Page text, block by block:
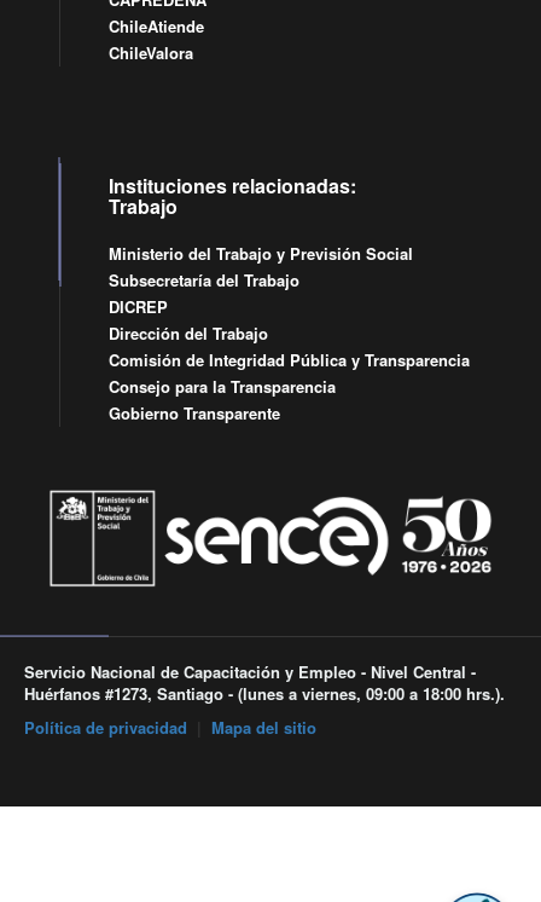
ChileAtiende
ChileValora
Instituciones relacionadas:
Trabajo
Ministerio del Trabajo y Previsión Social
Subsecretaría del Trabajo
DICREP
Dirección del Trabajo
Comisión de Integridad Pública y Transparencia
Consejo para la Transparencia
Gobierno Transparente
Servicio Nacional de Capacitación y Empleo - Nivel Central -
Huérfanos #1273, Santiago - (lunes a viernes, 09:00 a 18:00 hrs.).
Política de privacidad
Mapa del sitio